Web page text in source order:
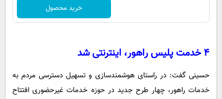
خرید محصول
۴ خدمت پلیس راهور، اینترنتی شد
حسینی گفت: در راستای هوشمندسازی و تسهیل دسترسی مردم به
خدمات راهور، چهار طرح جدید در حوزه خدمات غیرحضوری افتتاح